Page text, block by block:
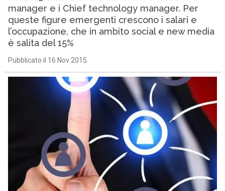
manager e i Chief technology manager. Per
queste figure emergenti crescono i salari e
l’occupazione, che in ambito social e new media
è salita del 15%
Pubblicato il 16 Nov 2015